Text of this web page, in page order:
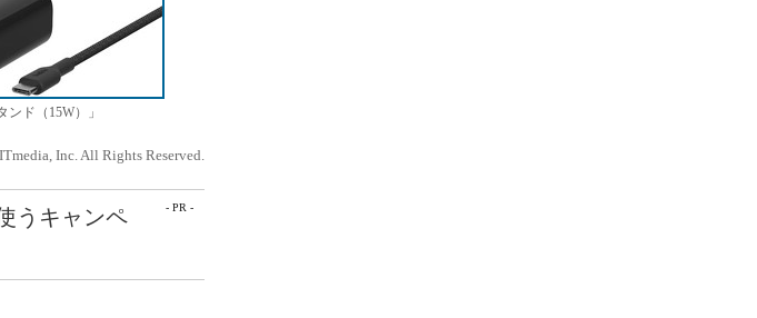
ド（15W）」
Inc. All Rights Reserved.
- PR -
うキャンペ